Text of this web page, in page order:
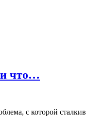
что…
с которой